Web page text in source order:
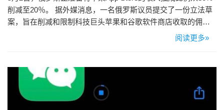
削减至20％。 据外媒消息，一名俄罗斯议员提交了一份立法草
案，旨在削减和限制科技巨头苹果和谷歌软件商店收取的佣
金。该法案由议员费多·图穆索夫提交给俄罗斯议会下院，法案
法案如果获得通过，还将要求软件商店经营者每季度向信息
阅读更多»